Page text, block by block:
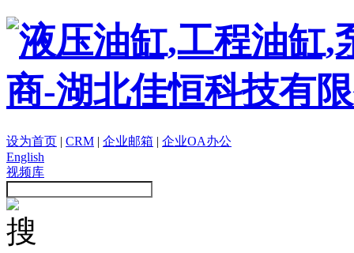
设为首页 | CRM | 企业邮箱 | 企业OA办公
English
视频库